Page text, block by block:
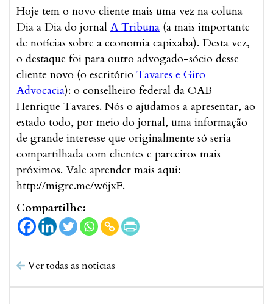
Hoje tem o novo cliente mais uma vez na coluna
Dia a Dia do jornal A Tribuna (a mais importante
de notícias sobre a economia capixaba). Desta vez,
o destaque foi para outro advogado-sócio desse
cliente novo (o escritório Tavares e Giro
Advocacia): o conselheiro federal da OAB
Henrique Tavares. Nós o ajudamos a apresentar, ao
estado todo, por meio do jornal, uma informação
de grande interesse que originalmente só seria
compartilhada com clientes e parceiros mais
próximos. Vale aprender mais aqui:
http://migre.me/w6jxF.
Compartilhe:
 Ver todas as notícias